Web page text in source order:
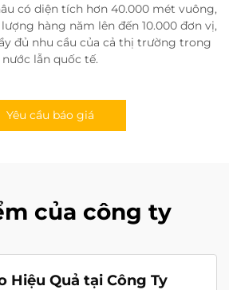
có diện tích hơn 40.000 mét vuông,
hàng năm lên đến 10.000 đơn vị,
đủ nhu cầu của cả thị trường trong
nước lẫn quốc tế.
Yêu cầu báo giá
của công ty
Hiệu Quả tại Công Ty